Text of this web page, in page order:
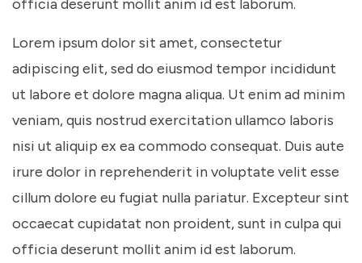
officia deserunt mollit anim id est laborum.
Lorem ipsum dolor sit amet, consectetur
adipiscing elit, sed do eiusmod tempor incididunt
ut labore et dolore magna aliqua. Ut enim ad minim
veniam, quis nostrud exercitation ullamco laboris
nisi ut aliquip ex ea commodo consequat. Duis aute
irure dolor in reprehenderit in voluptate velit esse
cillum dolore eu fugiat nulla pariatur. Excepteur sint
occaecat cupidatat non proident, sunt in culpa qui
officia deserunt mollit anim id est laborum.